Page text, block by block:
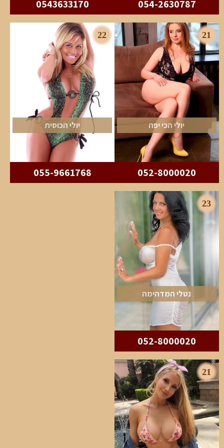
054-2630787
0543633170
21
יולי הכי יפה
052-8000020
22
יולי הכוסית
055-9661768
23
נטלי המדהימה
052-8000020
21